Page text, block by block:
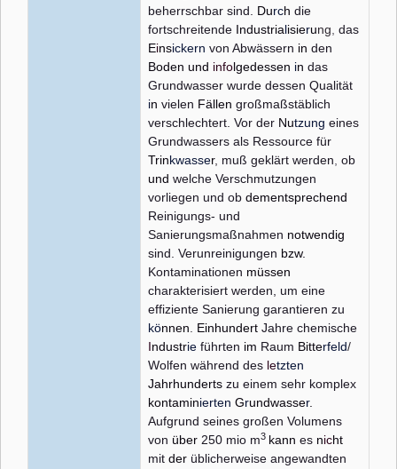
beherrschbar sind. Durch die
fortschreitende Industrialisierung das
Einsickern von Abwässern in den
Boden und infolgedessen in das
Grundwasser wurde dessen Qualität
in vielen Fällen großmaßstäblich
verschlechtert. Vor der Nutzung eines
Grundwassers als Ressource für
Trinkwasser, muß geklärt werden ob
und welche Verschmutzungen
vorliegen und ob dementsprechend
Reinigungs- und
Sanierungsmaßnahmen notwendig
sind. Verunreinigungen bzw.
Kontaminationen müssen
charakterisiert werden, um eine
effiziente Sanierung garantieren zu
können Einhundert Jahre chemische
Industrie führten im Raum Bitterfeld/
Wolfen während des letzten
Jahrhunderts zu einem sehr komplex
kontaminierten Grundwasser.
Aufgrund seines großen Volumens
von über 250 mio m3 kann es nicht
mit der üblicherweise angewandten